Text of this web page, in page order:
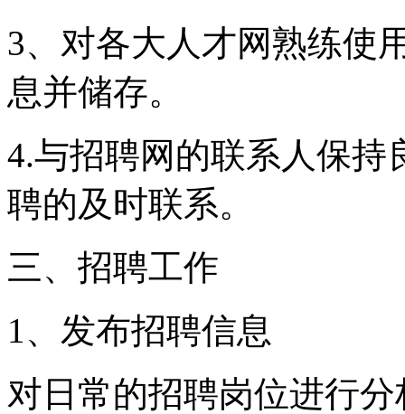
3、对各大人才网熟练使
息并储存。
4.与招聘网的联系人保持
聘的及时联系。
三、招聘工作
1、发布招聘信息
对日常的招聘岗位进行